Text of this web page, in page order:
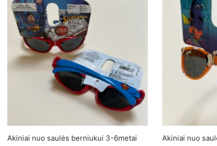
Akiniai nuo saulės berniukui 3-6metai Akiniai nuo